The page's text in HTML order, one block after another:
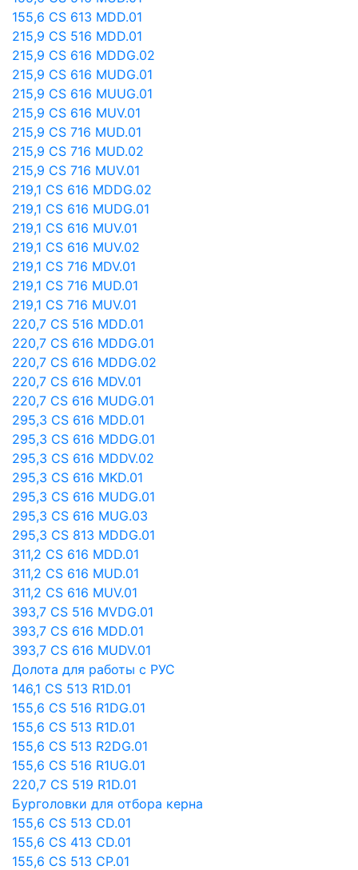
155,6 CS 613 MDD.01
215,9 CS 516 MDD.01
215,9 CS 616 MDDG.02
215,9 CS 616 MUDG.01
215,9 CS 616 MUUG.01
215,9 CS 616 MUV.01
215,9 CS 716 MUD.01
215,9 CS 716 MUD.02
215,9 CS 716 MUV.01
219,1 CS 616 MDDG.02
219,1 CS 616 MUDG.01
219,1 CS 616 MUV.01
219,1 CS 616 MUV.02
219,1 CS 716 MDV.01
219,1 CS 716 MUD.01
219,1 CS 716 MUV.01
220,7 CS 516 MDD.01
220,7 CS 616 MDDG.01
220,7 CS 616 MDDG.02
220,7 CS 616 MDV.01
220,7 CS 616 MUDG.01
295,3 CS 616 MDD.01
295,3 CS 616 MDDG.01
295,3 CS 616 MDDV.02
295,3 CS 616 MKD.01
295,3 CS 616 MUDG.01
295,3 CS 616 MUG.03
295,3 CS 813 MDDG.01
311,2 CS 616 MDD.01
311,2 CS 616 MUD.01
311,2 CS 616 MUV.01
393,7 CS 516 MVDG.01
393,7 CS 616 MDD.01
393,7 CS 616 MUDV.01
Долота для работы с РУС
146,1 CS 513 R1D.01
155,6 CS 516 R1DG.01
155,6 CS 513 R1D.01
155,6 CS 513 R2DG.01
155,6 CS 516 R1UG.01
220,7 CS 519 R1D.01
Бурголовки для отбора керна
155,6 CS 513 СD.01
155,6 CS 413 CD.01
155,6 CS 513 CP.01